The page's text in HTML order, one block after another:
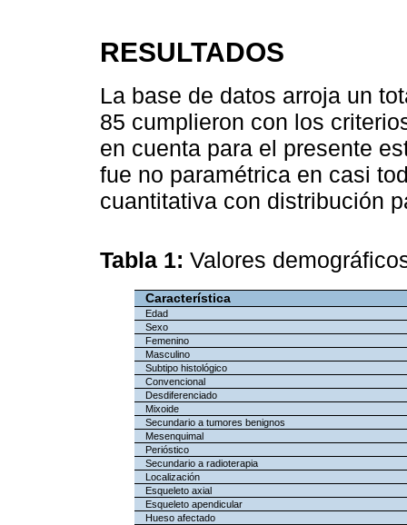
RESULTADOS
La base de datos arroja un
85 cumplieron con los
en cuenta para el presente
fue no paramétrica en casi
cuantitativa con distribución
Tabla 1: Valores
Característica
Edad
Sexo
Femenino
Masculino
Subtipo histológico
Convencional
Desdiferenciado
Mixoide
Secundario a tumores benignos
Mesenquimal
Perióstico
Secundario a radioterapia
Localización
Esqueleto axial
Esqueleto apendicular
Hueso afectado